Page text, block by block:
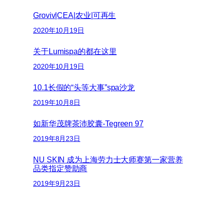
Groviv|CEA|农业|可再生
2020年10月19日
关于Lumispa的都在这里
2020年10月19日
10.1长假的“头等大事”spa沙龙
2019年10月8日
如新华茂牌茶沛胶囊-Tegreen 97
2019年8月23日
NU SKIN 成为上海劳力士大师赛第一家营养
品类指定赞助商
2019年9月23日